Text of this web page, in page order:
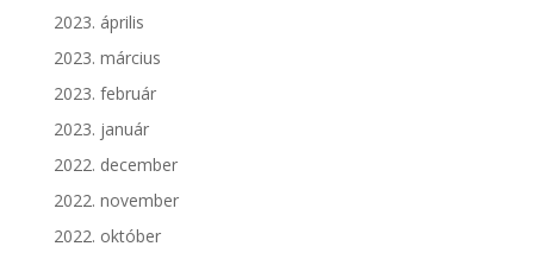
2023. április
2023. március
2023. február
2023. január
2022. december
2022. november
2022. október